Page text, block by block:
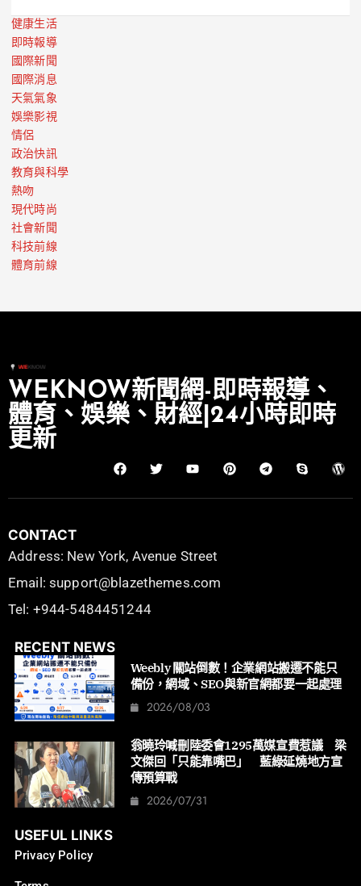
健康生活
即時報導
國際新聞
國際消息
天氣氣象
娛樂影視
情侶
政治快訊
教育與科學
熱吻
現代時尚
社會新聞
科技前線
體育前線
WEKNOW新聞網-即時報導、
體育、娛樂、財經|24小時即時
更新
CONTACT
Address: New York, Avenue Street
Email: support@blazethemes.com
Tel: +944-5484451244
RECENT NEWS
Weebly 關站倒數！企業網站搬遷不能只
備份，網域、SEO與新官網都要一起處理
2026/08/03
翁曉玲喊刪陸委會1295萬媒宣費惹議 梁
文傑回「只能靠嘴巴」 藍綠延燒地方宣
傳預算戰
2026/07/31
USEFUL LINKS
Privacy Policy